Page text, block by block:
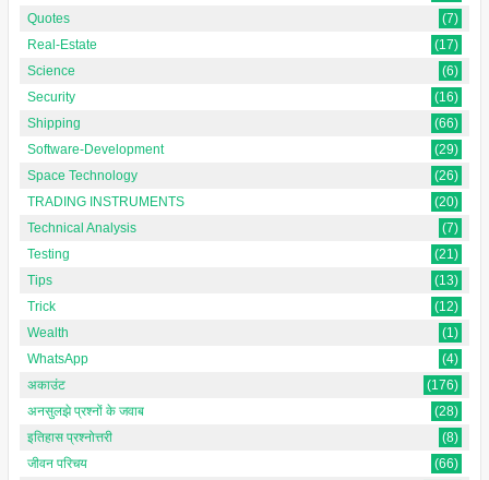
Quotes
(7)
Real-Estate
(17)
Science
(6)
Security
(16)
Shipping
(66)
Software-Development
(29)
Space Technology
(26)
TRADING INSTRUMENTS
(20)
Technical Analysis
(7)
Testing
(21)
Tips
(13)
Trick
(12)
Wealth
(1)
WhatsApp
(4)
अकाउंट
(176)
अनसुलझे प्रश्नों के जवाब
(28)
इतिहास प्रश्नोत्तरी
(8)
जीवन परिचय
(66)